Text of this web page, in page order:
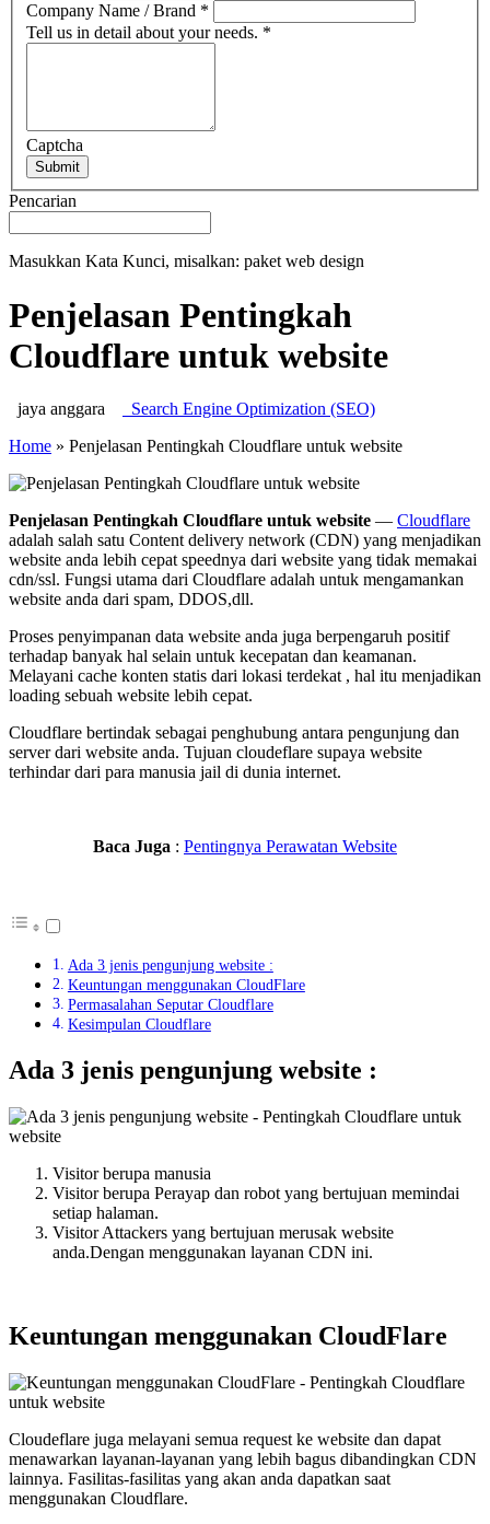
Company Name / Brand *
Tell us in detail about your needs. *
Captcha
Submit
Pencarian
Masukkan Kata Kunci, misalkan: paket web design
Penjelasan Pentingkah
Cloudflare untuk website
jaya anggara
Search Engine Optimization (SEO)
Home » Penjelasan Pentingkah Cloudflare untuk website
Penjelasan Pentingkah Cloudflare untuk website — Cloudflare
adalah salah satu Content delivery network (CDN) yang menjadikan
website anda lebih cepat speednya dari website yang tidak memakai
cdn/ssl. Fungsi utama dari Cloudflare adalah untuk mengamankan
website anda dari spam, DDOS,dll.
Proses penyimpanan data website anda juga berpengaruh positif
terhadap banyak hal selain untuk kecepatan dan keamanan.
Melayani cache konten statis dari lokasi terdekat , hal itu menjadikan
loading sebuah website lebih cepat.
Cloudflare bertindak sebagai penghubung antara pengunjung dan
server dari website anda. Tujuan cloudeflare supaya website
terhindar dari para manusia jail di dunia internet.
Baca Juga : Pentingnya Perawatan Website
Ada 3 jenis pengunjung website :
Keuntungan menggunakan CloudFlare
Permasalahan Seputar Cloudflare
Kesimpulan Cloudflare
Ada 3 jenis pengunjung website :
Visitor berupa manusia
Visitor berupa Perayap dan robot yang bertujuan memindai
setiap halaman.
Visitor Attackers yang bertujuan merusak website
anda.Dengan menggunakan layanan CDN ini.
Keuntungan menggunakan CloudFlare
Cloudeflare juga melayani semua request ke website dan dapat
menawarkan layanan-layanan yang lebih bagus dibandingkan CDN
lainnya. Fasilitas-fasilitas yang akan anda dapatkan saat
menggunakan Cloudflare.